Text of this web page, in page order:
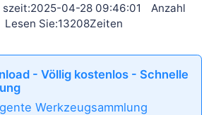
04-28 09:46:01
Anzahl
Lesen Sie:13208Zeiten
- Völlig kostenlos - Schnelle
Werkzeugsammlung